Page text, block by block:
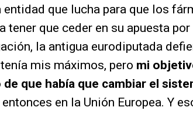
entidad que lucha para que los
tener que ceder en su apuesta
la antigua eurodiputada
mis máximos, pero mi
de que había que cambiar el
en la Unión Europea. Y